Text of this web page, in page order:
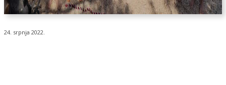
24. srpnja 2022.